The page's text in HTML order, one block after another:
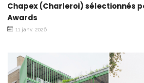
Chapex (Charleroi) sélectionnés
Awards
11 janv. 2026